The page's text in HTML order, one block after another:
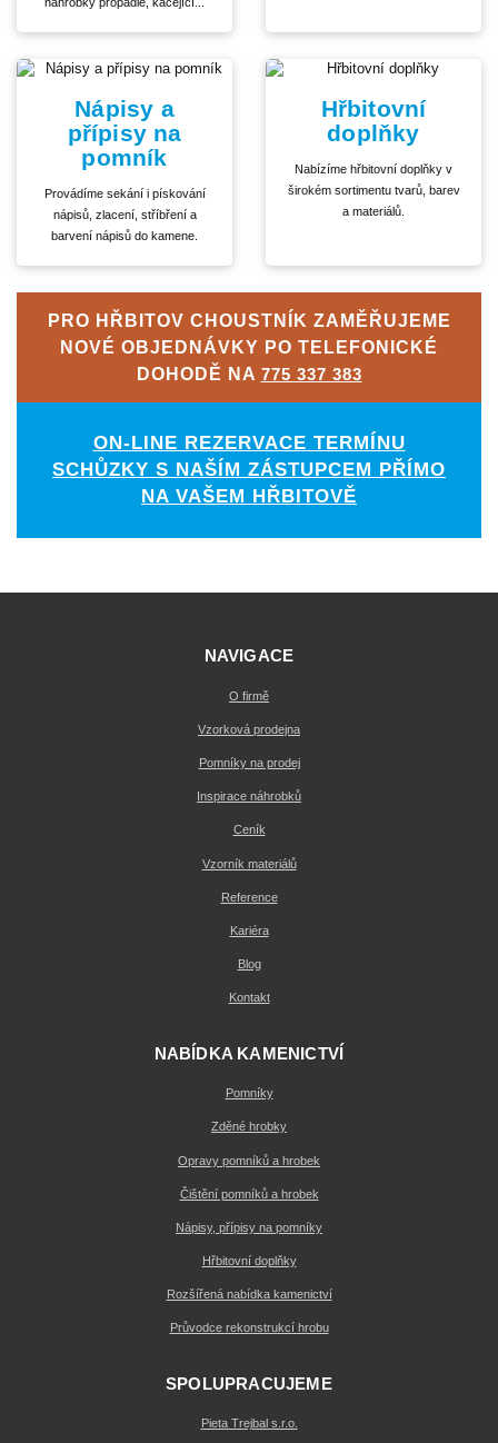
Nápisy a
přípisy na
pomník
Provádíme sekání i pískování
nápisů, zlacení, stříbření a
barvení nápisů do kamene.
Hřbitovní
doplňky
Nabízíme hřbitovní doplňky v
širokém sortimentu tvarů, barev
a materiálů.
PRO HŘBITOV CHOUSTNÍK ZAMĚŘUJEME
NOVÉ OBJEDNÁVKY PO TELEFONICKÉ
DOHODĚ NA 775 337 383
ON-LINE REZERVACE TERMÍNU
SCHŮZKY S NAŠÍM ZÁSTUPCEM PŘÍMO
NA VAŠEM HŘBITOVĚ
NAVIGACE
O firmě
Vzorková prodejna
Pomníky na prodej
Inspirace náhrobků
Ceník
Vzorník materiálů
Reference
Kariéra
Blog
Kontakt
NABÍDKA KAMENICTVÍ
Pomníky
Zděné hrobky
Opravy pomníků a hrobek
Čištění pomníků a hrobek
Nápisy, přípisy na pomníky
Hřbitovní doplňky
Rozšířená nabídka kamenictví
Průvodce rekonstrukcí hrobu
SPOLUPRACUJEME
Pieta Trejbal s.r.o.